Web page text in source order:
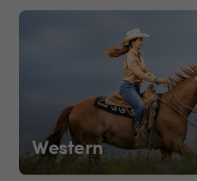
Western